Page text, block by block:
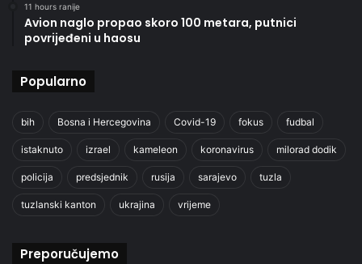
11 hours ranije
Avion naglo propao skoro 100 metara, putnici
povrijeđeni u haosu
Popularno
bih Bosna i Hercegovina Covid-19 fokus fudbal
istaknuto izrael kameleon koronavirus milorad dodik
policija predsjednik rusija sarajevo tuzla
tuzlanski kanton ukrajina vrijeme
Preporučujemo